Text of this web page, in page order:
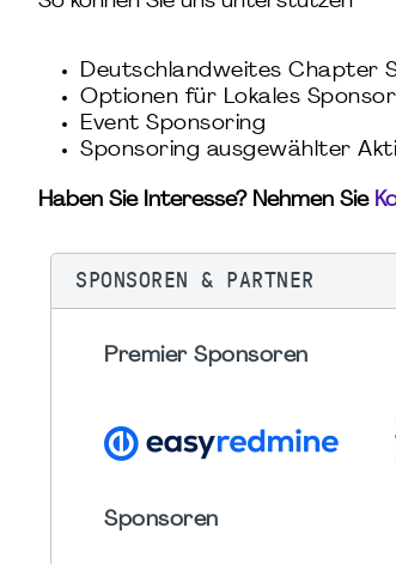
Deutschlandweites Chapter
Optionen für Lokales
Event Sponsoring
Sponsoring ausgewählter
Haben Sie Interesse? Nehmen Sie
SPONSOREN & PARTNER
Premier Sponsoren
Sponsoren